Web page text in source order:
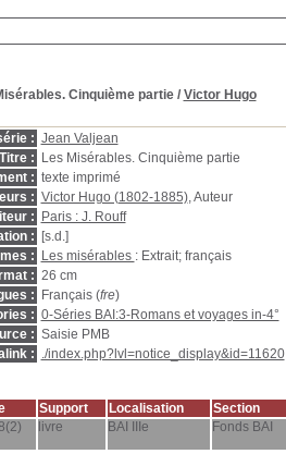
Cinquième partie/ Victor Hugo
: Jean Valjean
Titre :
Les Misérables. Cinquième partie
: texte imprimé
: Victor Hugo (1802-1885), Auteur
:
Paris : J. Rouff
:
[s.d.]
:
Les misérables : Extrait; français
: 26 cm
:
Français (fre)
: 0-Séries BAI:3-Romans et voyages in-4°
: Saisie PMB
: ./index.php?lvl=notice_display&id=11620
Support Localisation Section
livre BAI IIIe Fonds BAI